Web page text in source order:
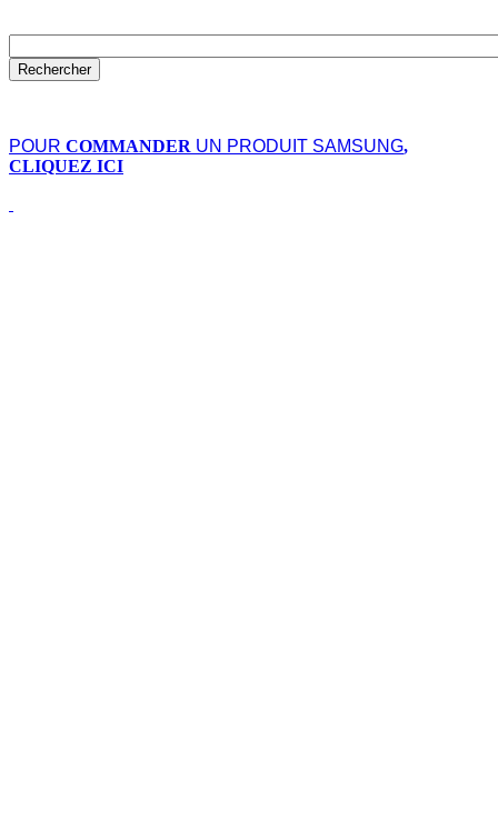
POUR COMMANDER UN PRODUIT SAMSUNG,
CLIQUEZ ICI